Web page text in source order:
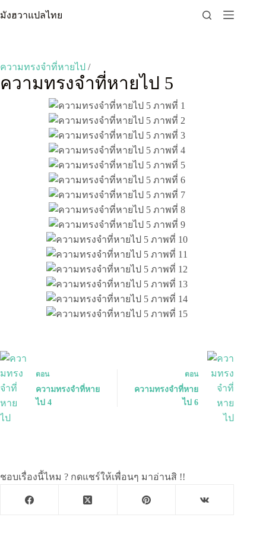
to
มังฮวาแปลไทย
ความทรงจำที่หายไป /
ความทรงจำที่หายไป 5
ตอน
ความทรงจำที่หาย
ไป 4
ตอน
ความทรงจำที่หาย
ไป 6
ชอบเรื่องนี้ไหม ? กดแชร์ให้เพื่อนๆ มาอ่านสิ !!